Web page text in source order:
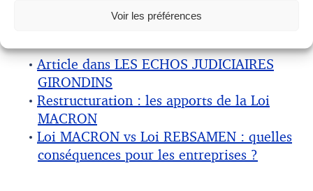
Voir les préférences
Article dans LES ECHOS JUDICIAIRES
GIRONDINS
Restructuration : les apports de la Loi
MACRON
Loi MACRON vs Loi REBSAMEN : quelles
conséquences pour les entreprises ?